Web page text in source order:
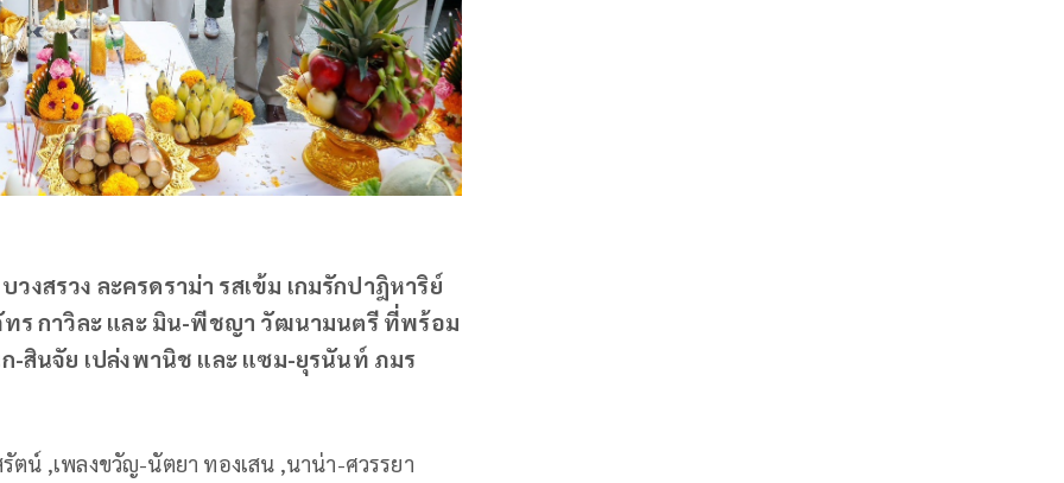
สรวง ละครดราม่า รสเข้ม เกมรักปาฎิหาริย์
ร กาวิละ และ มิน-พีชญา วัฒนามนตรี ที่พร้อม
-สินจัย เปล่งพานิช และ แซม-ยุรนันท์ ภมร
น์ ,เพลงขวัญ-นัตยา ทองเสน ,นาน่า-ศวรรยา